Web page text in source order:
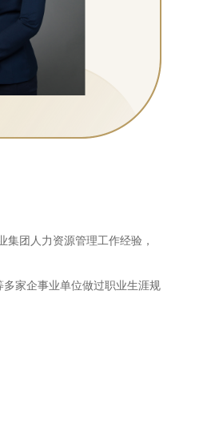
团人力资源管理工作经验，
家企事业单位做过职业生涯规